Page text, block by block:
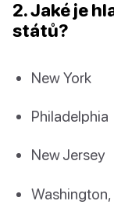
2. Jaké je
států?
New York
Philadelphia
New Jersey
Washington,